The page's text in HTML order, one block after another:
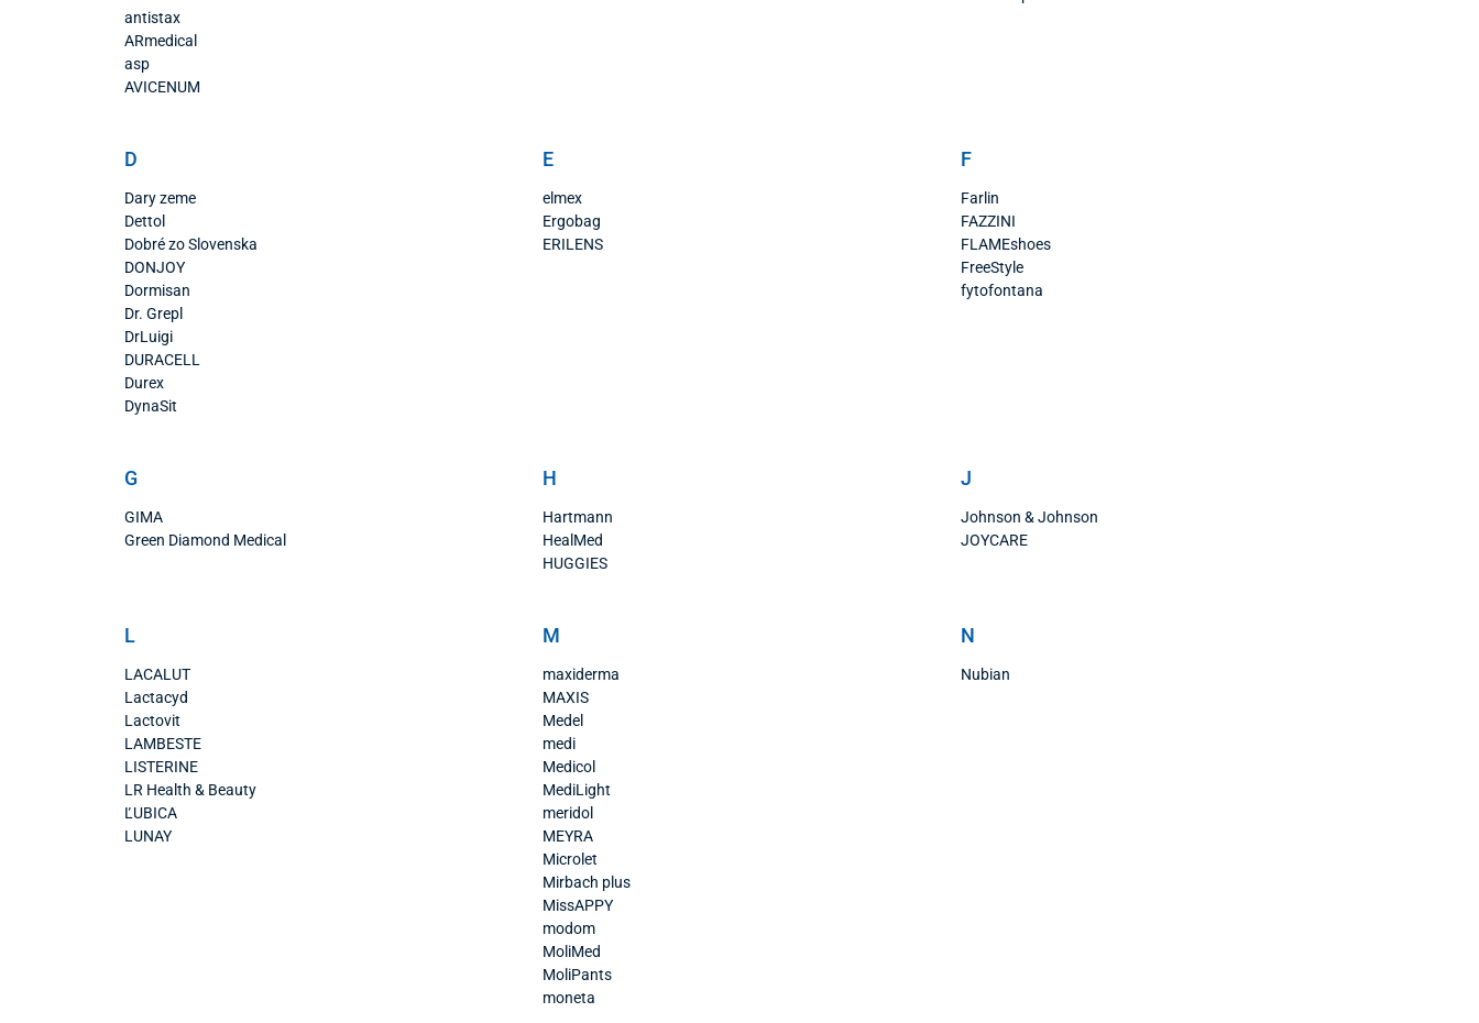
antistax
ARmedical
asp
AVICENUM
D
Dary zeme
Dettol
Dobré zo Slovenska
DONJOY
Dormisan
Dr. Grepl
DrLuigi
DURACELL
Durex
DynaSit
E
elmex
Ergobag
ERILENS
F
Farlin
FAZZINI
FLAMEshoes
FreeStyle
fytofontana
G
GIMA
Green Diamond Medical
H
Hartmann
HealMed
HUGGIES
J
Johnson & Johnson
JOYCARE
L
LACALUT
Lactacyd
Lactovit
LAMBESTE
LISTERINE
LR Health & Beauty
ĽUBICA
LUNAY
M
maxiderma
MAXIS
Medel
medi
Medicol
MediLight
meridol
MEYRA
Microlet
Mirbach plus
MissAPPY
modom
MoliMed
MoliPants
moneta
N
Nubian